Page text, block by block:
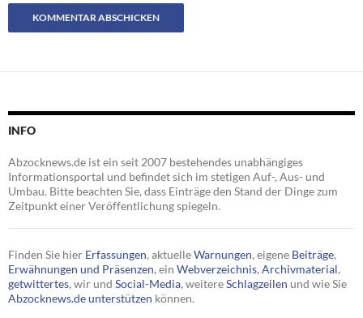
INFO
Abzocknews.de ist ein seit 2007 bestehendes unabhängiges
Informationsportal und befindet sich im stetigen Auf-, Aus- und
Umbau. Bitte beachten Sie, dass Einträge den Stand der Dinge zum
Zeitpunkt einer Veröffentlichung spiegeln.
Finden Sie hier Erfassungen, aktuelleWarnungen, eigene Beiträge,
Erwähnungen und Präsenzen, ein Webverzeichnis, Archivmaterial,
getwittertes, wir und Social-Media, weitereSchlagzeilen und wie Sie
Abzocknews.de unterstützen können.